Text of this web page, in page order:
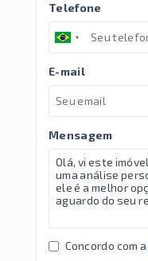
Telefone
E-mail
Mensagem
Concordo com a